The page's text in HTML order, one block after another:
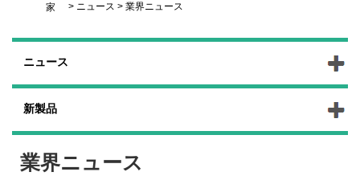
家 > ニュース > 業界ニュース
ニュース
新製品
業界ニュース